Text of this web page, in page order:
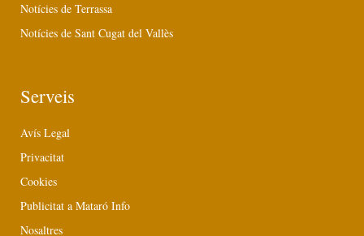
Notícies de Terrassa
Notícies de Sant Cugat del Vallès
Serveis
Avís Legal
Privacitat
Cookies
Publicitat a Mataró Info
Nosaltres